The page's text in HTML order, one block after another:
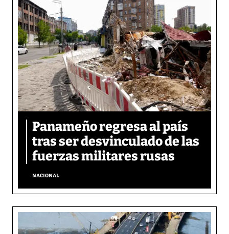
Panameño regresa al país
tras ser desvinculado de las
fuerzas militares rusas
NACIONAL